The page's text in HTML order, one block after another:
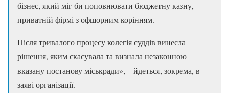
бізнес, який міг би поповнювати бюджетну казну,
приватній фірмі з офшорним корінням.
Після тривалого процесу колегія суддів винесла
рішення, яким скасувала та визнала незаконною
вказану постанову міськради», – йдеться, зокрема, в
заяві організації.